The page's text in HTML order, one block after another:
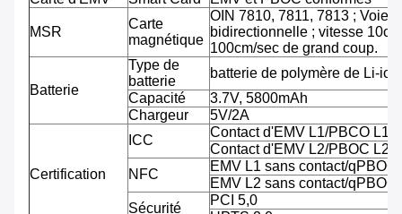
MSR
Carte
magnétique
OIN 7810, 7811, 7813 ; Voie
bidirectionnelle ; vitesse
100cm/sec de grand coup.
Batterie
Type de
batterie
batterie de polymère de Li-ion
Capacité
3.7V, 5800mAh
Chargeur
5V/2A
Certification
ICC
Contact d'EMV L1/PBCO L1
Contact d'EMV L2/PBOC L2
NFC
EMV L1 sans contact/qPBOC
EMV L2 sans contact/qPBOC
Sécurité
PCI 5,0